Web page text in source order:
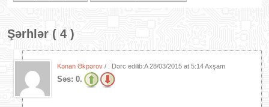
Şərhlər ( 4 )
Kənan Əkpərov / . Dərc edilib:A28/03/2015 at 5:14 Axşam
Səs: 0.